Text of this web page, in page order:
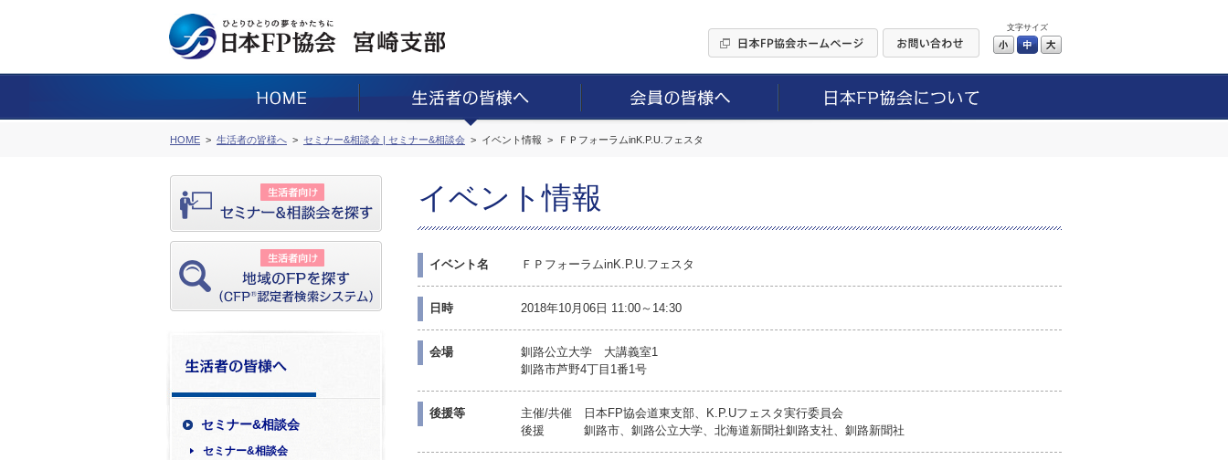
文字サイズ
小 中
HOME 生活者の皆様へ セミナー&相談会 | セミナー&相談会 イベント情報 ＦＰフォーラムinK.P.U.フェスタ
セミナー&相談会
セミナー&相談会
イベント情報
イベント名 ＦＰフォーラムinK.P.U.フェスタ
日時 2018年10月06日 11:00～14:30
会場
釧路公立大学 大講義室1
釧路市芦野4丁目1番1号
後援等
主催/共催 日本FP協会道東支部、K.P.Uフェスタ実行委員会
後援 釧路市、釧路公立大学、北海道新聞社釧路支社、釧路新聞社